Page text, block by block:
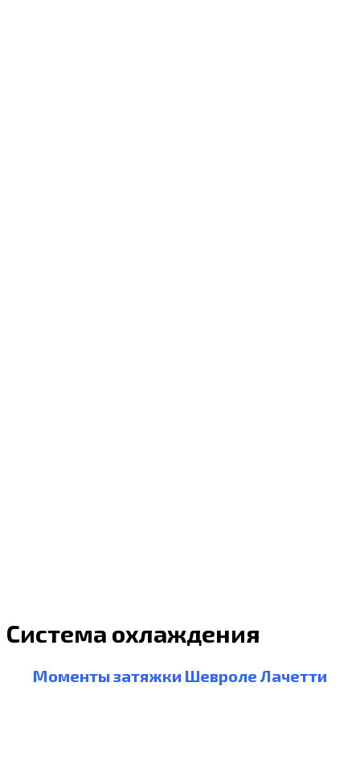
Система охлаждения
Моменты затяжки Шевроле Лачетти